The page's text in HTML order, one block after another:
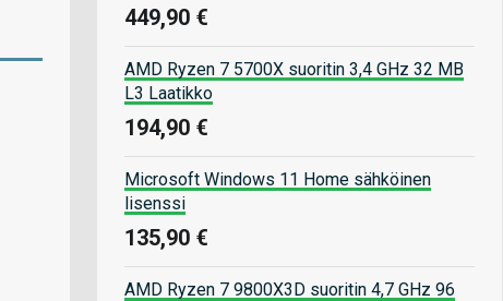
449,90 €
AMD Ryzen 7 5700X suoritin 3,4 GHz 32 MB
L3 Laatikko
194,90 €
Microsoft Windows 11 Home sähköinen
lisenssi
135,90 €
AMD Ryzen 7 9800X3D suoritin 4,7 GHz 96